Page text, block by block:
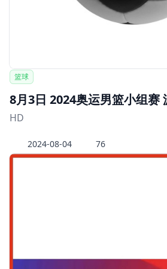
篮球
8月3日 2024奥运男篮小组赛
HD
2024-08-04 76